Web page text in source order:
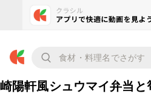
崎陽軒風シュウマイ弁当と